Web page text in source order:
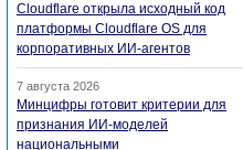
Cloudflare открыла исходный код
платформы Cloudflare OS для
корпоративных ИИ-агентов
7 августа 2026
Минцифры готовит критерии для
признания ИИ-моделей
национальными